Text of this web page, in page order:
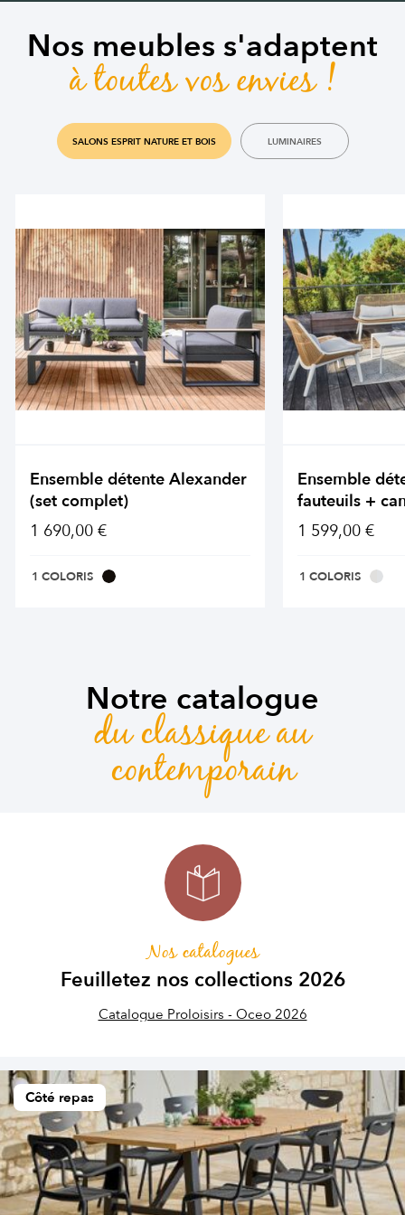
Nos meubles s'adaptent
à toutes vos envies !
SALONS ESPRIT NATURE ET BOIS LUMINAIRES
Ensemble détente Alexander
(set complet)
1 690,00 €
1 COLORIS
Ensemble
fauteuils +
1 599,00 €
1 COLORIS
Notre catalogue
du classique au
contemporain
Nos catalogues
Feuilletez nos collections 2026
Catalogue Proloisirs - Oceo 2026
Côté repas